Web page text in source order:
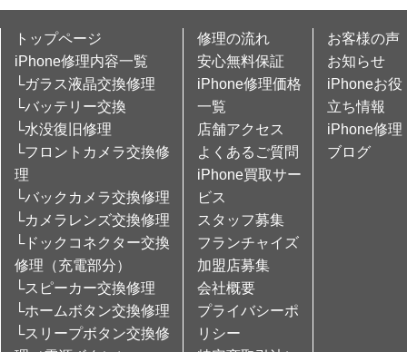
トップページ
iPhone修理内容一覧
└ガラス液晶交換修理
└バッテリー交換
└水没復旧修理
└フロントカメラ交換修
理
└バックカメラ交換修理
└カメラレンズ交換修理
└ドックコネクター交換
修理（充電部分）
└スピーカー交換修理
└ホームボタン交換修理
└スリープボタン交換修
修理の流れ
安心無料保証
iPhone修理価格
一覧
店舗アクセス
よくあるご質問
iPhone買取サー
ビス
スタッフ募集
フランチャイズ
加盟店募集
会社概要
プライバシーポ
リシー
お客様の声
お知らせ
iPhoneお役
立ち情報
iPhone修理
ブログ